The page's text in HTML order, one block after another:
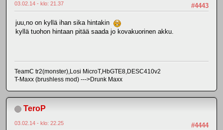
#4443
03.02.14 - klo: 21.37
juu,no on kyllä ihan sika hintakin
kyllä tuohon hintaan pitää saada jo kovakuorinen akku.
TeamC tr2(monster),Losi MicroT,HbGTE8,DESC410v2
T-Maxx (brushless mod) --->Drunk Maxx
TeroP
#4444
03.02.14 - klo: 22.25